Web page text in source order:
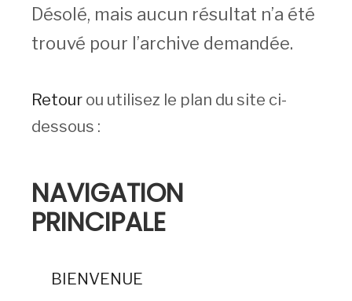
Désolé, mais aucun résultat n’a été
trouvé pour l’archive demandée.
Retour ou utilisez le plan du site ci-
dessous :
NAVIGATION
PRINCIPALE
BIENVENUE